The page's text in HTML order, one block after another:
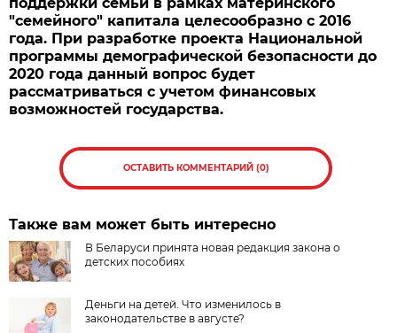
"семейного" капитала целесообразно с 2016
года. При разработке проекта Национальной
программы демографической безопасности до
2020 года данный вопрос будет
рассматриваться с учетом финансовых
возможностей государства.
ОСТАВИТЬ КОММЕНТАРИЙ (0)
Также вам может быть интересно
В Беларуси принята новая редакция закона о
детских пособиях
Деньги на детей. Что изменилось в
законодательстве в августе?